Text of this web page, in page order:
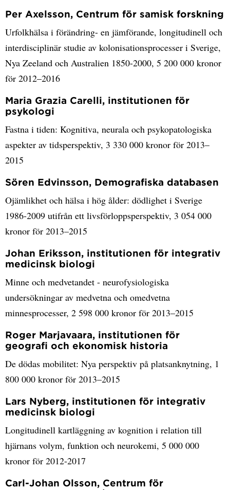
Per Axelsson, Centrum för samisk forskning
Urfolkhälsa i förändring- en jämförande, longitudinell och
interdisciplinär studie av kolonisationsprocesser i Sverige,
Nya Zeeland och Australien 1850-2000, 5 200 000 kronor
för 2012–2016
Maria Grazia Carelli, institutionen för
psykologi
Fastna i tiden: Kognitiva, neurala och psykopatologiska
aspekter av tidsperspektiv, 3 330 000 kronor för 2013–
2015
Sören Edvinsson, Demografiska databasen
Ojämlikhet och hälsa i hög ålder: dödlighet i Sverige
1986-2009 utifrån ett livsförloppsperspektiv, 3 054 000
kronor för 2013–2015
Johan Eriksson, institutionen för integrativ
medicinsk biologi
Minne och medvetandet - neurofysiologiska
undersökningar av medvetna och omedvetna
minnesprocesser, 2 598 000 kronor för 2013–2015
Roger Marjavaara, institutionen för
geografi och ekonomisk historia
De dödas mobilitet: Nya perspektiv på platsanknytning, 1
800 000 kronor för 2013–2015
Lars Nyberg, institutionen för integrativ
medicinsk biologi
Longitudinell kartläggning av kognition i relation till
hjärnans volym, funktion och neurokemi, 5 000 000
kronor för 2012-2017
Carl-Johan Olsson, Centrum för